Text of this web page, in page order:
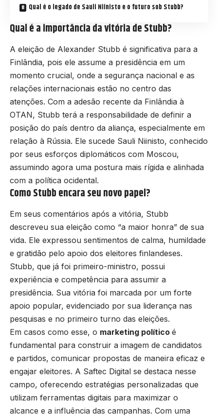
Qual é o legado de Sauli Niinisto e o futuro sob Stubb?
Qual é a importância da vitória de Stubb?
A eleição de Alexander Stubb é significativa para a
Finlândia, pois ele assume a presidência em um
momento crucial, onde a segurança nacional e as
relações internacionais estão no centro das
atenções. Com a adesão recente da Finlândia à
OTAN, Stubb terá a responsabilidade de definir a
posição do país dentro da aliança, especialmente em
relação à Rússia. Ele sucede Sauli Niinisto, conhecido
por seus esforços diplomáticos com Moscou,
assumindo agora uma postura mais rígida e alinhada
com a política ocidental.
Como Stubb encara seu novo papel?
Em seus comentários após a vitória, Stubb
descreveu sua eleição como “a maior honra” de sua
vida. Ele expressou sentimentos de calma, humildade
e gratidão pelo apoio dos eleitores finlandeses.
Stubb, que já foi primeiro-ministro, possui
experiência e competência para assumir a
presidência. Sua vitória foi marcada por um forte
apoio popular, evidenciado por sua liderança nas
pesquisas e no primeiro turno das eleições.
Em casos como esse, o marketing político é
fundamental para construir a imagem de candidatos
e partidos, comunicar propostas de maneira eficaz e
engajar eleitores. A Saftec Digital se destaca nesse
campo, oferecendo estratégias personalizadas que
utilizam ferramentas digitais para maximizar o
alcance e a influência das campanhas. Com uma